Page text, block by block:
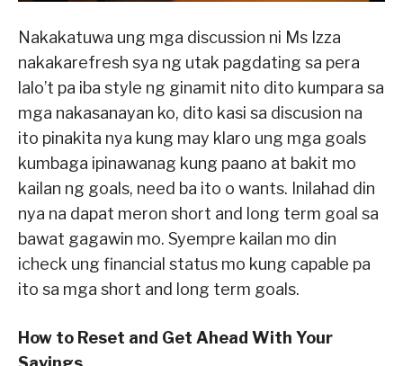
Nakakatuwa ung mga discussion ni Ms Izza
nakakarefresh sya ng utak pagdating sa pera
lalo’t pa iba style ng ginamit nito dito kumpara sa
mga nakasanayan ko, dito kasi sa discusion na
ito pinakita nya kung may klaro ung mga goals
kumbaga ipinawanag kung paano at bakit mo
kailan ng goals, need ba ito o wants. Inilahad din
nya na dapat meron short and long term goal sa
bawat gagawin mo. Syempre kailan mo din
icheck ung financial status mo kung capable pa
ito sa mga short and long term goals.
How to Reset and Get Ahead With Your